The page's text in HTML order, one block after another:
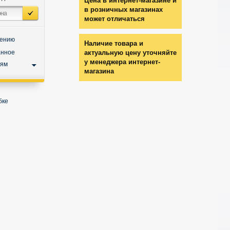
в розничных магазинах
может отличаться
Наличие товара и
актуальную цену уточняйте
у менеджера интернет-
магазина